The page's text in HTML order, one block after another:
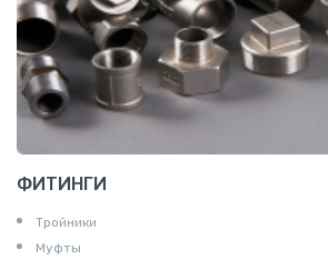
ФИТИНГИ
Тройники
Муфты